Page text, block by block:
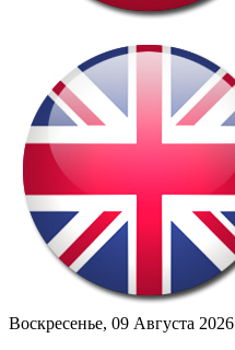
Воскресенье, 09 Августа 2026